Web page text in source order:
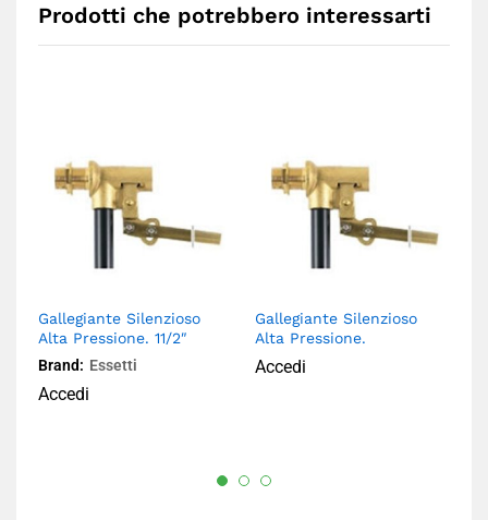
Prodotti che potrebbero interessarti
Gallegiante Silenzioso
Alta Pressione. 11/2″
Brand: Essetti
Accedi
Gallegiante Silenzioso
Alta Pressione.
Accedi